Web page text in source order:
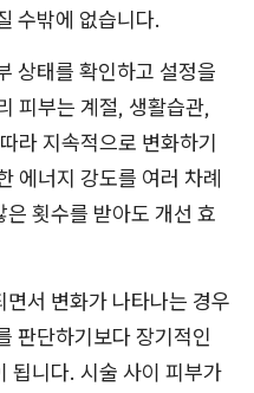
수밖에 없습니다.
상태를 확인하고 설정을
피부는 계절, 생활습관,
라 지속적으로 변화하기
에너지 강도를 여러 차례
횟수를 받아도 개선 효
서 변화가 나타나는 경우
판단하기보다 장기적인
됩니다. 시술 사이 피부가